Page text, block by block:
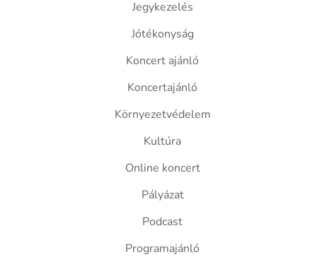
Jegykezelés
Jótékonyság
Koncert ajánló
Koncertajánló
Környezetvédelem
Kultúra
Online koncert
Pályázat
Podcast
Programajánló